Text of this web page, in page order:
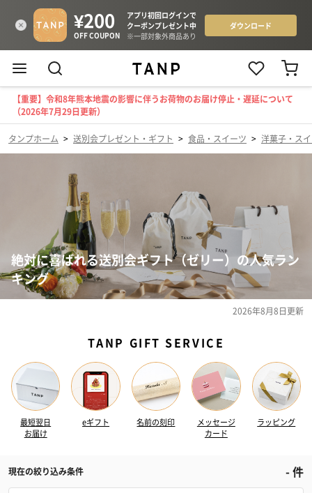
【重要】令和8年熊本地震の影響に伴うお荷物のお届け停止・遅延について
（2026年7月29日更新）
タンプホーム > 送別会プレゼント・ギフト > 食品・スイーツ > 洋菓子・ス
絶対に喜ばれる送別会ギフト（ゼリー）の人気ラン
キング
2026年8月8日更新
TANP GIFT SERVICE
最短翌日
お届け
eギフト 名前の刻印
メッセージ
カード
ラッピング
現在の絞り込み条件 -件